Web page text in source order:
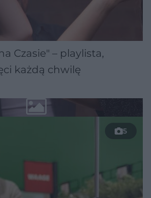
Czasie" – playlista,
każdą chwilę
5